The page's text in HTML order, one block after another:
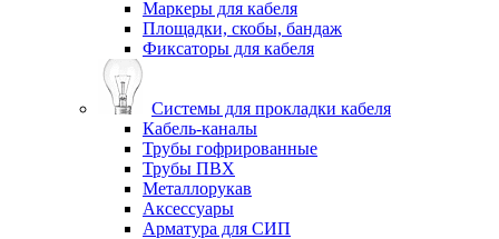
Маркеры для кабеля
Площадки, скобы, бандаж
Фиксаторы для кабеля
Системы для прокладки кабеля
Кабель-каналы
Трубы гофрированные
Трубы ПВХ
Металлорукав
Аксессуары
Арматура для СИП